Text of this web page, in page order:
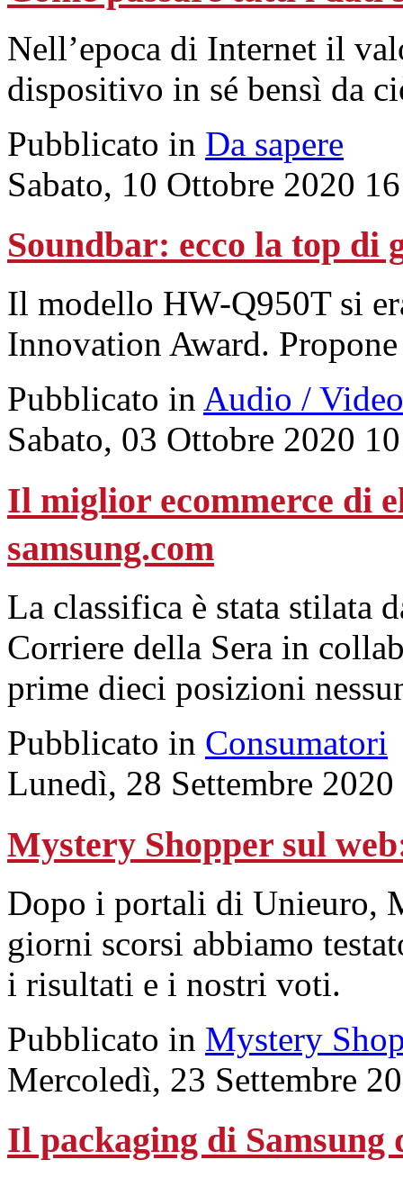
Nell’epoca di Internet il
dispositivo in sé bensì da
Pubblicato in Da sapere
Sabato, 10 Ottobre 2020
Soundbar: ecco la top di
Il modello HW-Q950T si
Innovation Award.
Pubblicato in Audio / Video
Sabato, 03 Ottobre 2020
Il miglior ecommerce di
samsung.com
La classifica è stata stilata
Corriere della Sera in
prime dieci posizioni
Pubblicato in Consumatori
Lunedì, 28 Settembre
Mystery Shopper sul
Dopo i portali di Unieuro,
giorni scorsi abbiamo
i risultati e i nostri voti.
Pubblicato in Mystery
Mercoledì, 23 Settembre
Il packaging di Samsung